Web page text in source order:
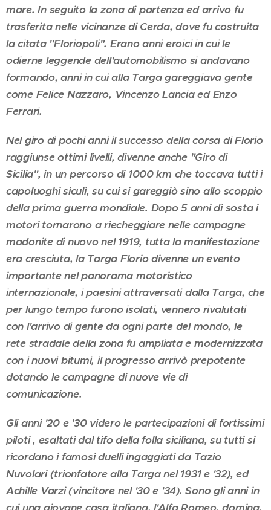
mare. In seguito la zona di partenza ed arrivo fu
trasferita nelle vicinanze di Cerda, dove fu costruita
la citata "Floriopoli". Erano anni eroici in cui le
odierne leggende dell'automobilismo si andavano
formando, anni in cui alla Targa gareggiava gente
come Felice Nazzaro, Vincenzo Lancia ed Enzo
Ferrari.
Nel giro di pochi anni il successo della corsa di Florio
raggiunse ottimi livelli, divenne anche "Giro di
Sicilia", in un percorso di 1000 km che toccava tutti i
capoluoghi siculi, su cui si gareggiò sino allo scoppio
della prima guerra mondiale. Dopo 5 anni di sosta i
motori tornarono a riecheggiare nelle campagne
madonite di nuovo nel 1919, tutta la manifestazione
era cresciuta, la Targa Florio divenne un evento
importante nel panorama motoristico
internazionale, i paesini attraversati dalla Targa, che
per lungo tempo furono isolati, vennero rivalutati
con l'arrivo di gente da ogni parte del mondo, le
rete stradale della zona fu ampliata e modernizzata
con i nuovi bitumi, il progresso arrivò prepotente
dotando le campagne di nuove vie di
comunicazione.
Gli anni '20 e '30 videro le partecipazioni di fortissimi
piloti , esaltati dal tifo della folla siciliana, su tutti si
ricordano i famosi duelli ingaggiati da Tazio
Nuvolari (trionfatore alla Targa nel 1931 e '32), ed
Achille Varzi (vincitore nel '30 e '34). Sono gli anni in